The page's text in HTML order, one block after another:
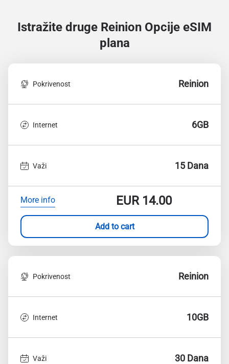
Istražite druge Reinion Opcije eSIM
plana
Pokrivenost Reinion
Internet 6GB
Važi 15 Dana
More info EUR14.00
Add to cart
Pokrivenost Reinion
Internet 10GB
Važi 30 Dana